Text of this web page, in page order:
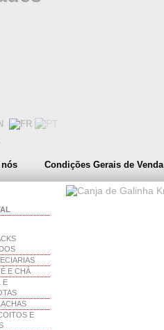
Condições Gerais de Venda
E CHÁ
E
E